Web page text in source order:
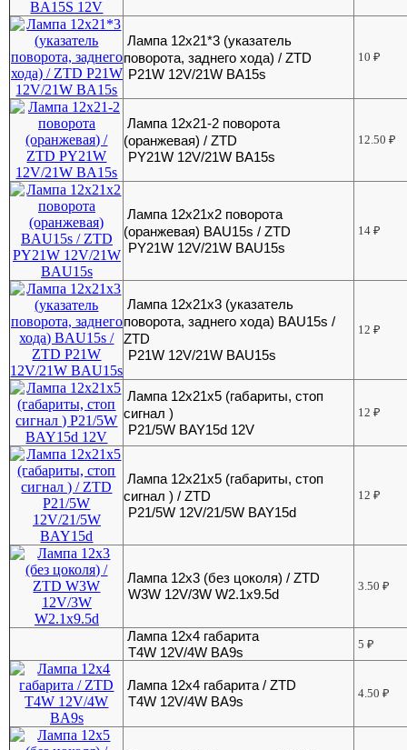
Лампа 12х21*3 (указатель
поворота, заднего хода) / ZTD
P21W 12V/21W BA15s
10₽
Лампа 12х21-2 поворота
(оранжевая) / ZTD
PY21W 12V/21W BA15s
12.50₽
Лампа 12х21х2 поворота
(оранжевая) BAU15s / ZTD
PY21W 12V/21W BAU15s
14₽
Лампа 12х21х3 (указатель
поворота, заднего хода) BAU15s /
ZTD
P21W 12V/21W BAU15s
12₽
Лампа 12х21х5 (габариты, стоп
сигнал )
P21/5W BAY15d 12V
12₽
Лампа 12х21х5 (габариты, стоп
сигнал ) / ZTD
P21/5W 12V/21/5W BAY15d
12₽
Лампа 12х3 (без цоколя) / ZTD
W3W 12V/3W W2.1x9.5d
3.50₽
Лампа 12х4 габарита
T4W 12V/4W BA9s
5₽
Лампа 12х4 габарита / ZTD
T4W 12V/4W BA9s
4.50₽